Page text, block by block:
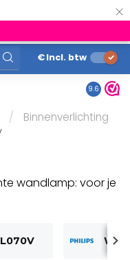
×
0
€Incl. btw
9.6
/
Binnenverlichting
wandlamp: voor je